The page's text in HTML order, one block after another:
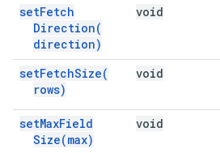
setFetch
Direction(
direction)
void
setFetchSize(
rows)
void
setMaxField
Size(max)
void